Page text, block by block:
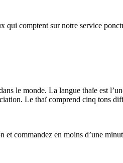
comptent sur notre service
le monde. La langue thaïe est
Le thaï comprend cinq tons
commandez en moins d’une